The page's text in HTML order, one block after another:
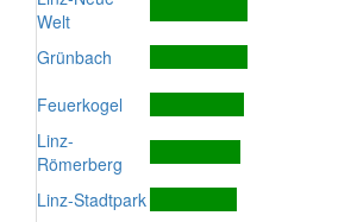
Welt
Grünbach
Feuerkogel
Linz-
Römerberg
Linz-Stadtpark